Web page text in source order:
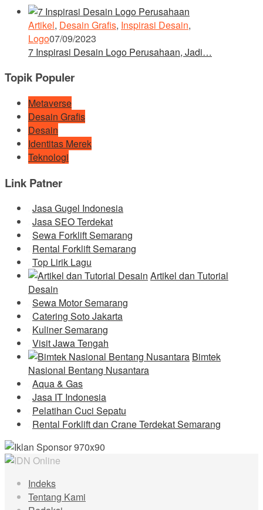
Artikel, Desain Grafis, Inspirasi Desain,
Logo07/09/2023
7 Inspirasi Desain Logo Perusahaan, Jadi…
Topik Populer
Metaverse
Desain Grafis
Desain
Identitas Merek
Teknologi
Link Patner
Jasa Gugel Indonesia
Jasa SEO Terdekat
Sewa Forklift Semarang
Rental Forklift Semarang
Top Lirik Lagu
Artikel dan Tutorial
Desain
Sewa Motor Semarang
Catering Soto Jakarta
Kuliner Semarang
Visit Jawa Tengah
Bimtek
Nasional Bentang Nusantara
Aqua & Gas
Jasa IT Indonesia
Pelatihan Cuci Sepatu
Rental Forklift dan Crane Terdekat Semarang
Indeks
Tentang Kami